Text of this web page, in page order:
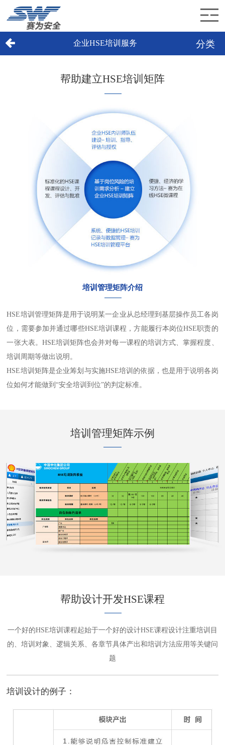
加入赛为
联系赛为
企业HSE培训服务 分类
帮助建立HSE培训矩阵
培训管理矩阵介绍
HSE培训管理矩阵是用于说明某一企业从总经理到基层操作员工各岗
位，需要参加并通过哪些HSE培训课程，方能履行本岗位HSE职责的
一张大表。HSE培训矩阵也会并对每一课程的培训方式、掌握程度、
培训周期等做出说明。
HSE培训矩阵是企业筹划与实施HSE培训的依据，也是用于说明各岗
位如何才能做到“安全培训到位”的判定标准。
培训管理矩阵示例
帮助设计开发HSE课程
一个好的HSE培训课程起始于一个好的设计HSE课程设计注重培训目
的、培训对象、逻辑关系、各章节具体产出和培训方法应用等关键问
题
培训设计的例子：